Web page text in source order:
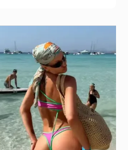
Собчак с
Рената Литвинова
52